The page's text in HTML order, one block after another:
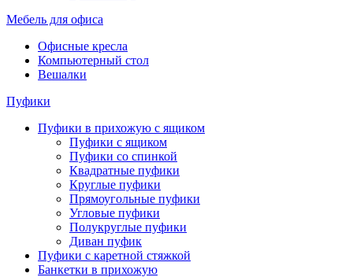
Мебель для офиса
Офисные кресла
Компьютерный стол
Вешалки
Пуфики
Пуфики в прихожую с ящиком
Пуфики с ящиком
Пуфики со спинкой
Квадратные пуфики
Круглые пуфики
Прямоугольные пуфики
Угловые пуфики
Полукруглые пуфики
Диван пуфик
Пуфики с каретной стяжкой
Банкетки в прихожую